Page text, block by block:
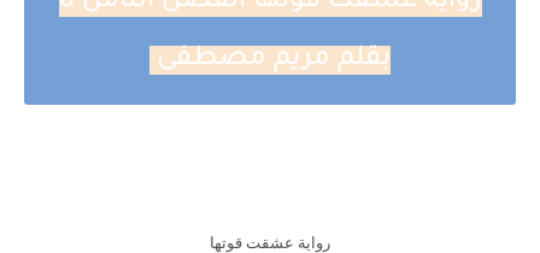
بقلم مريم مصطفى
رواية عشقت قوتها